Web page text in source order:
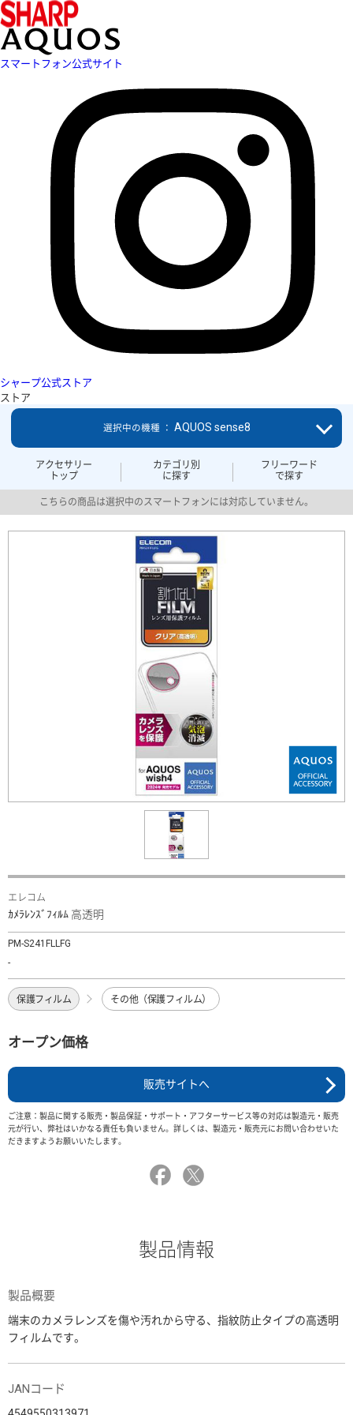
スマートフォン公式サイト
シャープ公式ストア
ストア
アクセサリー
トップ
カテゴリ別
に探す
フリーワード
で探す
選択中の機種 ： AQUOS sense8
こちらの商品は選択中のスマートフォンには対応していません。
エレコム
ｶﾒﾗﾚﾝｽﾞﾌｨﾙﾑ 高透明
PM-S241FLLFG
-
保護フィルム その他（保護フィルム）
オープン価格
販売サイトへ
ご注意：製品に関する販売・製品保証・サポート・アフターサービス等の対応は製造元・販売
元が行い、弊社はいかなる責任も負いません。詳しくは、製造元・販売元にお問い合わせいた
だきますようお願いいたします。
製品情報
製品概要
端末のカメラレンズを傷や汚れから守る、指紋防止タイプの高透明
フィルムです。
JANコード